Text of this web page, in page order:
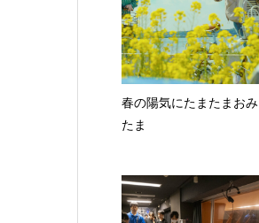
春の陽気にたまたまおみ
たま